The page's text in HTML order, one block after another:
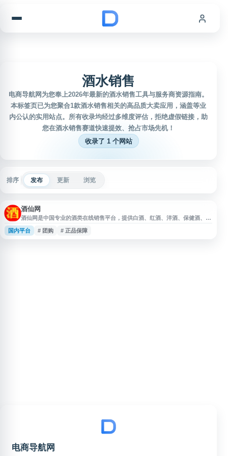
酒水销售
电商导航网为您奉上2026年最新的酒水销售工具与服务商资源指南。
本标签页已为您聚合1款酒水销售相关的高品质大卖应用，涵盖等业
内公认的实用站点。所有收录均经过多维度评估，拒绝虚假链接，助
您在酒水销售赛道快速提效、抢占市场先机！
收录了 1 个网站
排序 发布 更新 浏览
酒仙网
酒仙网是中国专业的酒类在线销售平台，提供白酒、红酒、洋酒、保健酒、黄
酒及酒具等品类的正品销售服务。网站汇集茅台、五粮液等知名品牌，拥有官
方授权渠道，确保商品品质与价格优势。平台支持个人购买与企业团购，常年
国内平台 # 团购 # 正品保障
电商导航网